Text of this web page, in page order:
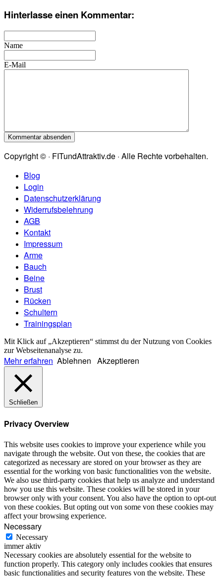
Hinterlasse einen Kommentar:
Name
E-Mail
Copyright © · FITundAttraktiv.de · Alle Rechte vorbehalten.
Blog
Login
Datenschutzerklärung
Widerrufsbelehrung
AGB
Kontakt
Impressum
Arme
Bauch
Beine
Brust
Rücken
Schultern
Trainingsplan
Mit Klick auf „Akzeptieren“ stimmst du der Nutzung von Cookies
zur Webseitenanalyse zu.
Mehr erfahren Ablehnen Akzeptieren
Schließen
Privacy Overview
This website uses cookies to improve your experience while you
navigate through the website. Out von these, the cookies that are
categorized as necessary are stored on your browser as they are
essential for the working von basic functionalities von the website.
We also use third-party cookies that help us analyze and understand
how you use this website. These cookies will be stored in your
browser only with your consent. You also have the option to opt-out
von these cookies. But opting out von some von these cookies may
affect your browsing experience.
Necessary
Necessary
immer aktiv
Necessary cookies are absolutely essential for the website to
function properly. This category only includes cookies that ensures
basic functionalities and security features von the website. These